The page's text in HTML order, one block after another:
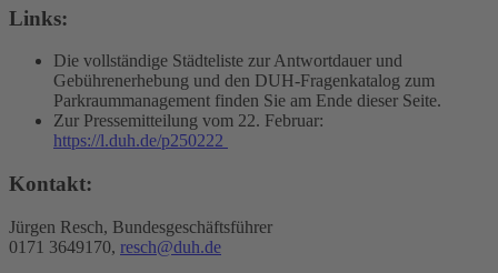
Links:
Die vollständige Städteliste zur Antwortdauer und
Gebührenerhebung und den DUH-Fragenkatalog zum
Parkraummanagement finden Sie am Ende dieser Seite.
Zur Pressemitteilung vom 22. Februar:
https://l.duh.de/p250222
Kontakt:
Jürgen Resch, Bundesgeschäftsführer
0171 3649170, resch@duh.de